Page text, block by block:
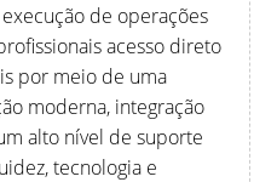
de operações
acesso direto
por meio de uma
moderna, integração
alto nível de suporte
tecnologia e